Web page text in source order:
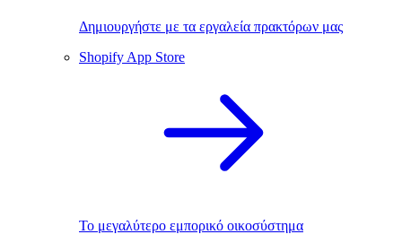
Δημιουργήστε με τα εργαλεία πρακτόρων μας
Shopify App Store
Το μεγαλύτερο εμπορικό οικοσύστημα